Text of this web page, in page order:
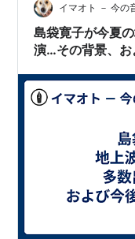
イマオト － 今の
島袋寛子が今夏
演…その背景、お